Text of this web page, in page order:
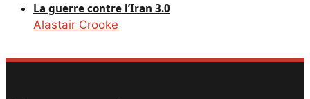
La guerre contre l’Iran 3.0
Alastair Crooke